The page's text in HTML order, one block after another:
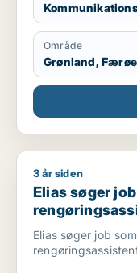
Område
Grønland,
Elias søger job
3 år siden
Elias søger
Elias søger job